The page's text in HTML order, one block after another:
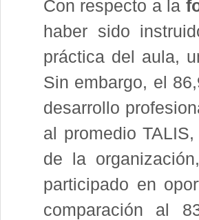
Con respecto a la
haber sido
práctica del aula,
Sin embargo, el
desarrollo
al promedio
de la
participado en
comparación al